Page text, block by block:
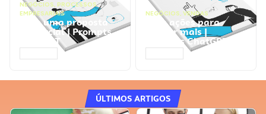
NEGÓCIOS, PROCESSOS
EMPRESARIAIS
Faça uma proposta
comercial | Prompts
ChatGPT
NEGÓCIOS, VENDAS
Faça ações para
vender mais |
Prompts ChatGPT
ÚLTIMOS ARTIGOS